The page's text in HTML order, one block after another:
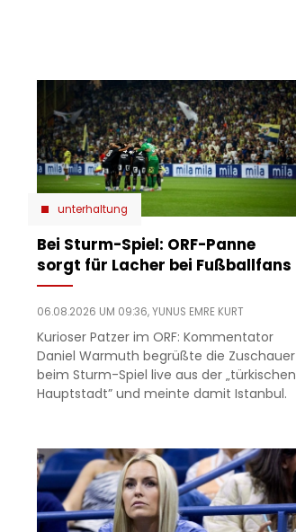
unterhaltung
Bei Sturm-Spiel: ORF-Panne
sorgt für Lacher bei Fußballfans
06.08.2026 UM 09:36,YUNUS EMRE KURT
Kurioser Patzer im ORF: Kommentator
Daniel Warmuth begrüßte die Zuschauer
beim Sturm-Spiel live aus der „türkischen
Hauptstadt” und meinte damit Istanbul.